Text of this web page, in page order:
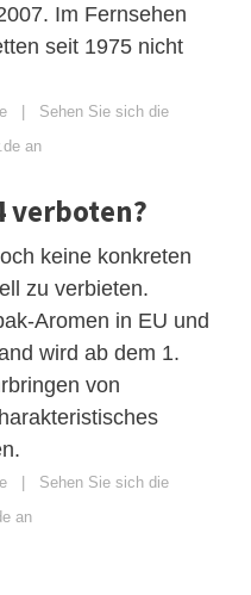
Im Fernsehen
seit 1975 nicht
| Sehen Sie sich die
an
verboten?
keine konkreten
zu verbieten.
Aromen in EU und
wird ab dem 1.
von
| Sehen Sie sich die
an